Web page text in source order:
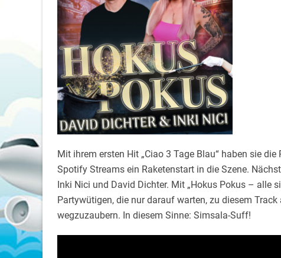
Mit ihrem ersten Hit „Ciao 3 Tage Blau“ haben sie
Spotify Streams ein Raketenstart in die Szene.
Inki Nici und David Dichter. Mit „Hokus Pokus – alle
Partywütigen, die nur darauf warten, zu diesem
wegzuzaubern. In diesem Sinne: Simsala-Suff!